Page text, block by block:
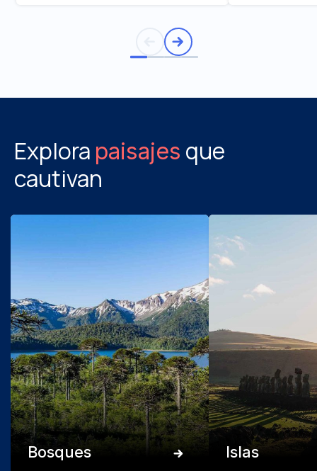
Explora paisajes que
cautivan
Bosques Islas